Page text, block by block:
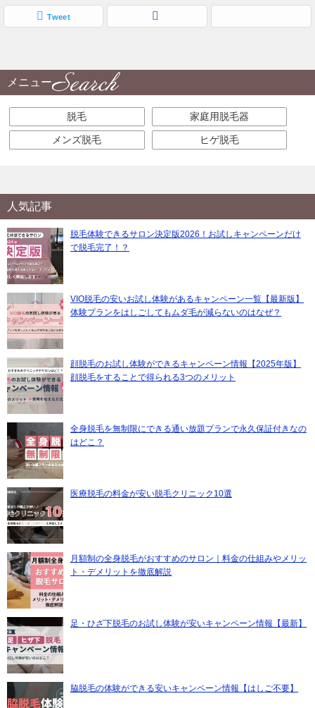
Tweet
メニュー
脱毛 家庭用脱毛器
メンズ脱毛 ヒゲ脱毛
人気記事
脱毛体験できるサロン決定版2026！お試しキャンペーンだけ
で脱毛完了！？
VIO脱毛の安いお試し体験があるキャンペーン一覧【最新版】
体験プランをはしごしてもムダ毛が減らないのはなぜ？
顔脱毛のお試し体験ができるキャンペーン情報【2025年版】
顔脱毛をすることで得られる3つのメリット
全身脱毛を無制限にできる通い放題プランで永久保証付きなの
はどこ？
医療脱毛の料金が安い脱毛クリニック10選
月額制の全身脱毛がおすすめのサロン｜料金の仕組みやメリッ
ト・デメリットを徹底解説
足・ひざ下脱毛のお試し体験が安いキャンペーン情報【最新】
脇脱毛の体験ができる安いキャンペーン情報【はしご不要】